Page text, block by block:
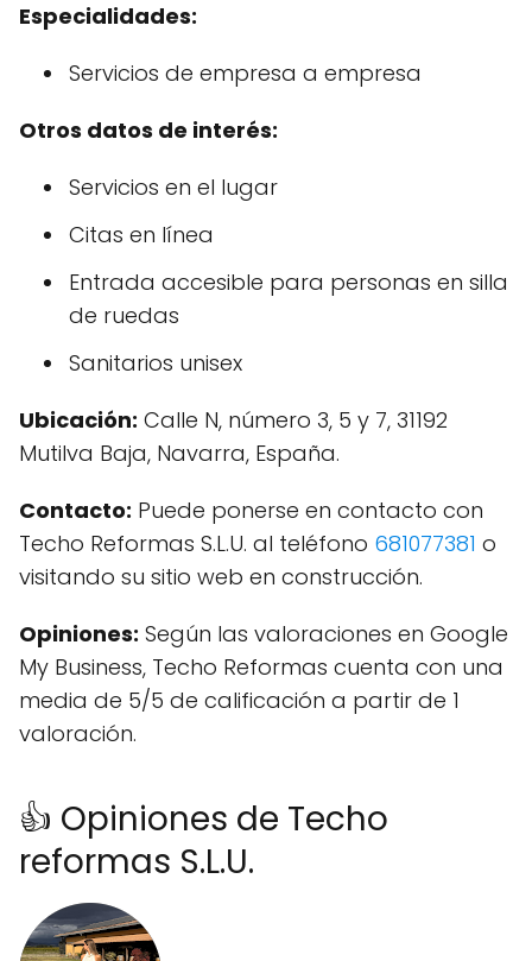
Especialidades:
Servicios de empresa a empresa
Otros datos de interés:
Servicios en el lugar
Citas en línea
Entrada accesible para personas en silla
de ruedas
Sanitarios unisex
Ubicación: Calle N, número 3, 5 y 7, 31192
Mutilva Baja, Navarra, España.
Contacto: Puede ponerse en contacto con
Techo Reformas S.L.U. al teléfono 681077381 o
visitando su sitio web en construcción.
Opiniones: Según las valoraciones en Google
My Business, Techo Reformas cuenta con una
media de 5/5 de calificación a partir de 1
valoración.
👍 Opiniones de Techo
reformas S.L.U.